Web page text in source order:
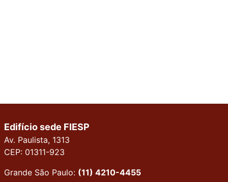
Edifício sede FIESP
Av. Paulista, 1313
CEP: 01311-923
Grande São Paulo: (11) 4210-4455